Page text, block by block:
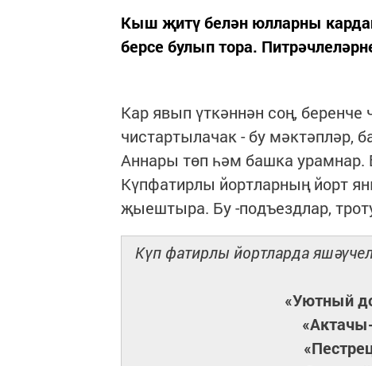
Кыш җитү белән юлларны
берсе булып тора.
Кар явып үткәннән соң, беренче
чистартылачак - бу мәктәпләр,
Аннары төп һәм башка урамнар.
Күпфатирлы йортларның йорт
җыештыра. Бу -подъездлар,
Күп фатирлы йортларда
«Уютный